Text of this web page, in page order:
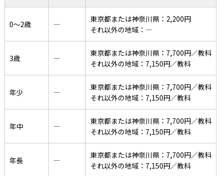
0〜2歳 ―
東京都または神奈川県：2,200円
それ以外の地域：―
3歳 ―
東京都または神奈川県：7,700円／教科
それ以外の地域：7,150円／教科
年少 ―
東京都または神奈川県：7,700円／教科
それ以外の地域：7,150円／教科
年中 ―
東京都または神奈川県：7,700円／教科
それ以外の地域：7,150円／教科
年長 ―
東京都または神奈川県：7,700円／教科
それ以外の地域：7,150円／教科